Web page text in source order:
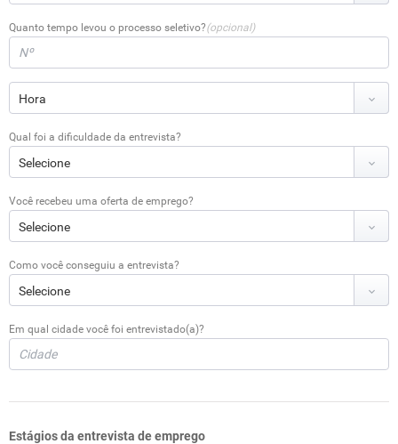
Quanto tempo levou o processo seletivo?(opcional)
Qual foi a dificuldade da entrevista?
Você recebeu uma oferta de emprego?
Como você conseguiu a entrevista?
Em qual cidade você foi entrevistado(a)?
Estágios da entrevista de emprego